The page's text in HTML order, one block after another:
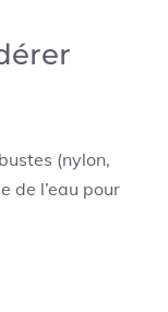
(nylon,
de l’eau pour